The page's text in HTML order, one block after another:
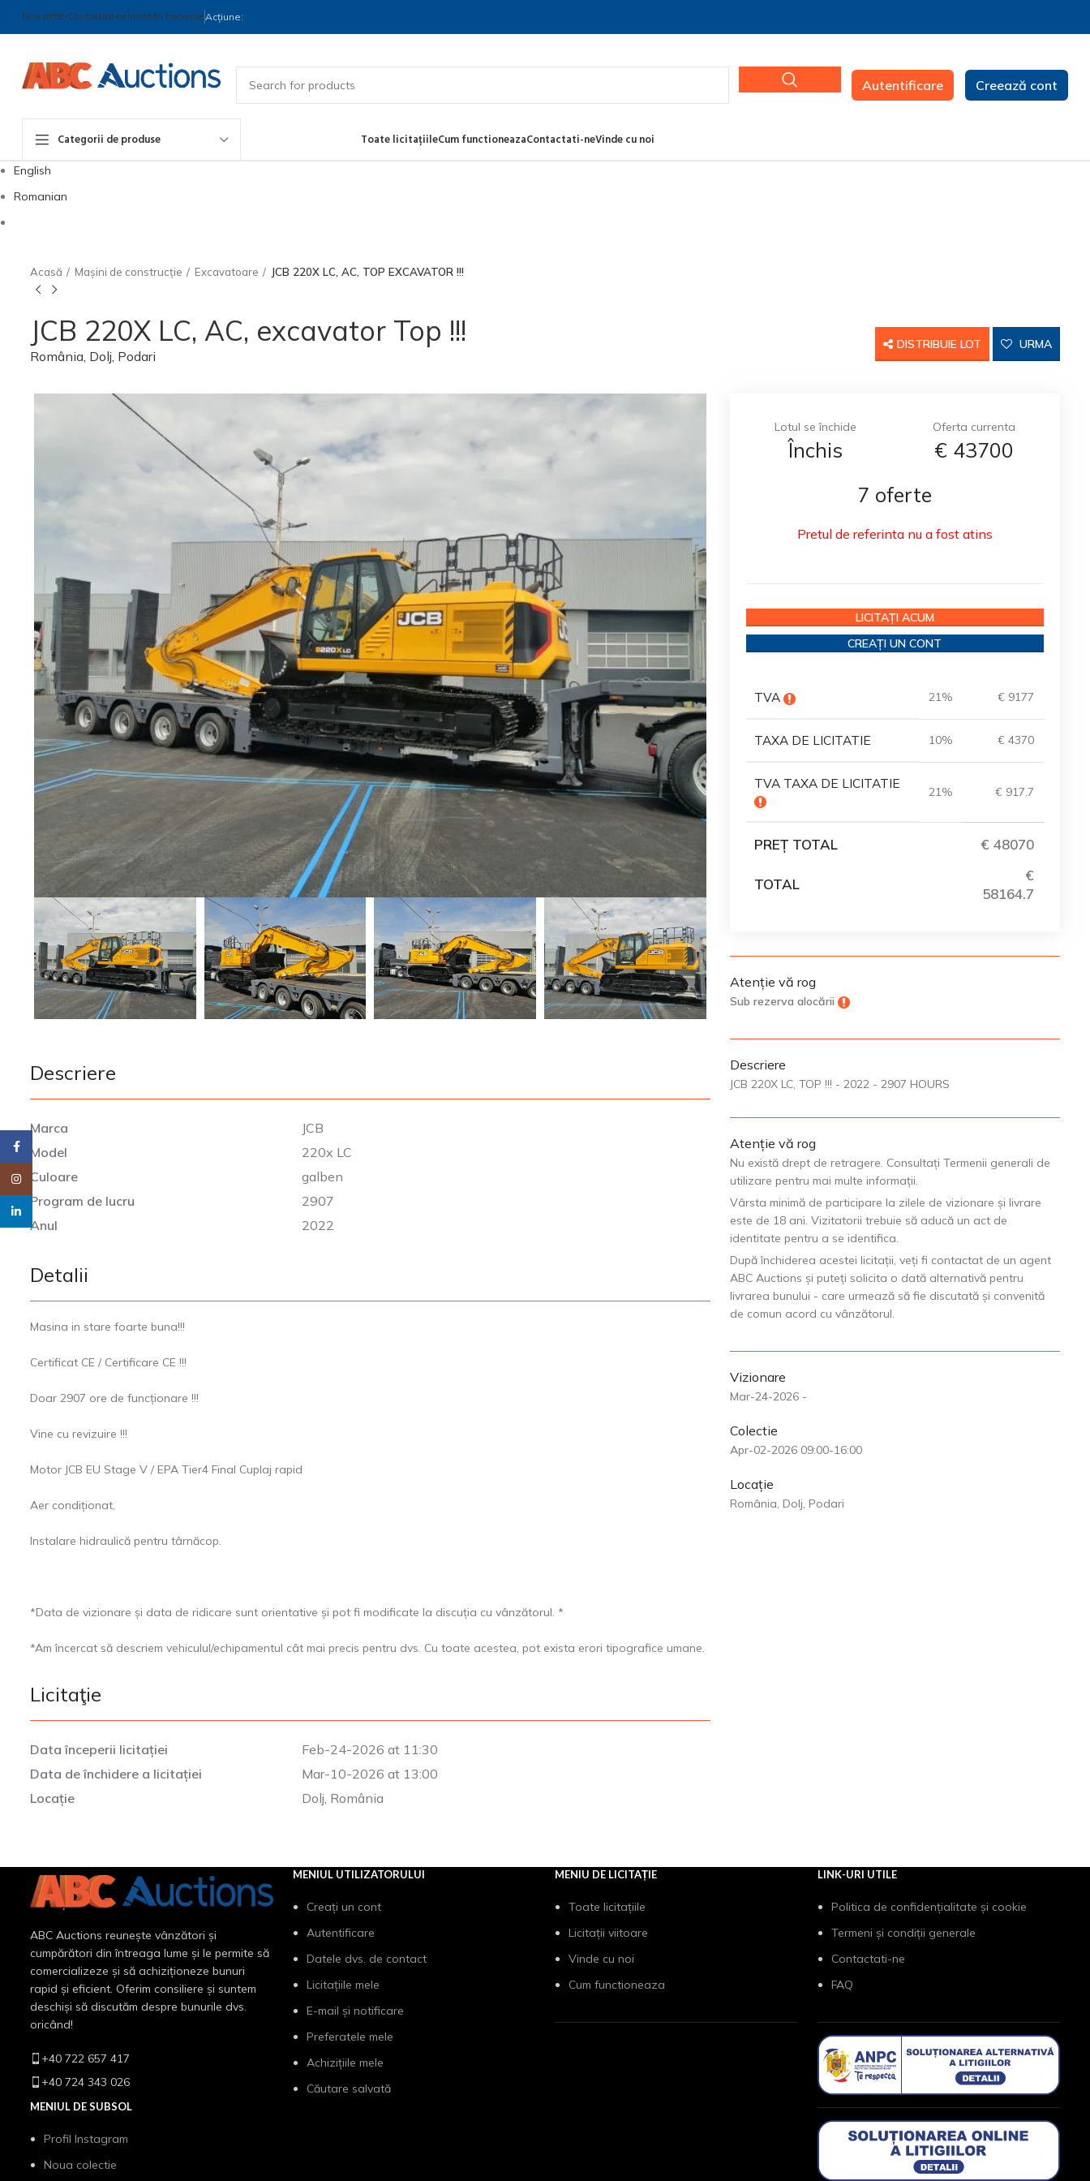
NewsletterContactati-neÎntrebări frecvente Acțiune:
Autentificare Creează cont
Categorii de produse Toate licitațiileCum functioneazaContactati-neVinde cu noi
Facebook
Instagram
linkedin
English
Romanian
Acasă Mașini de construcție Excavatoare JCB 220X LC, AC, TOP EXCAVATOR !!!
JCB 220X LC, AC, excavator Top !!!
România, Dolj, Podari
DISTRIBUIE LOT URMA
Descriere
Marca
JCB
Model
220x LC
Culoare
galben
Program de lucru
2907
Anul
2022
Detalii
Masina in stare foarte buna!!!
Certificat CE / Certificare CE !!!
Doar 2907 ore de funcționare !!!
Vine cu revizuire !!!
Motor JCB EU Stage V / EPA Tier4 Final Cuplaj rapid
Aer condiționat,
Instalare hidraulică pentru târnăcop.
*Data de vizionare și data de ridicare sunt orientative și pot fi modificate la discuția cu vânzătorul. *
*Am încercat să descriem vehiculul/echipamentul cât mai precis pentru dvs. Cu toate acestea, pot exista erori tipografice umane.
Licitaţie
Data începerii licitației
Feb-24-2026 at 11:30
Data de închidere a licitației
Mar-10-2026 at 13:00
Locație
Dolj, România
Lotul se închide
Închis
Oferta currenta
€ 43700
7 oferte
Pretul de referinta nu a fost atins
LICITAȚI ACUM
CREAȚI UN CONT
TVA 21% € 9177
TAXA DE LICITATIE 10% € 4370
TVA TAXA DE LICITATIE
21% € 917.7
PREȚ TOTAL € 48070
TOTAL
€
58164.7
Atenție vă rog
Sub rezerva alocării
Descriere
JCB 220X LC, TOP !!! - 2022 - 2907 HOURS
Atenție vă rog
Nu există drept de retragere. Consultați Termenii generali de
utilizare pentru mai multe informații.
Vârsta minimă de participare la zilele de vizionare și livrare
este de 18 ani. Vizitatorii trebuie să aducă un act de
identitate pentru a se identifica.
După închiderea acestei licitații, veți fi contactat de un agent
ABC Auctions și puteți solicita o dată alternativă pentru
livrarea bunului - care urmează să fie discutată și convenită
de comun acord cu vânzătorul.
Vizionare
Mar-24-2026 -
Colectie
Apr-02-2026 09:00-16:00
Locație
România, Dolj, Podari
ABC Auctions reunește vânzători și
cumpărători din întreaga lume și le permite să
comercializeze și să achiziționeze bunuri
rapid și eficient. Oferim consiliere și suntem
deschiși să discutăm despre bunurile dvs.
oricând!
+40 722 657 417
+40 724 343 026
MENIUL DE SUBSOL
Profil Instagram
Noua colectie
MENIUL UTILIZATORULUI
Creați un cont
Autentificare
Datele dvs. de contact
Licitațiile mele
E-mail și notificare
Preferatele mele
Achizițiile mele
Căutare salvată
MENIU DE LICITAȚIE
Toate licitațiile
Licitații viitoare
Vinde cu noi
Cum functioneaza
LINK-URI UTILE
Politica de confidențialitate și cookie
Termeni și condiții generale
Contactati-ne
FAQ